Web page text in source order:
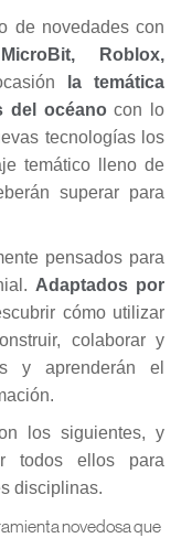
de novedades con
MicroBit, Roblox,
la temática
del océanocon lo
tecnologías los
temático lleno de
superar para
pensados para
Adaptados por
cómo utilizar
colaborar y
y aprenderán el
los siguientes, y
todos ellos para
disciplinas.
novedosa que